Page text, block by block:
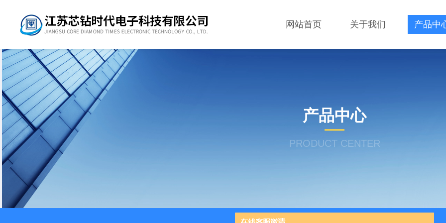
网站首页 关于我们 产品中
产品中心
PRODUCT CENTER